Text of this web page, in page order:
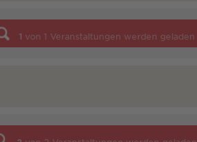
1 von 1 Veranstaltungen werden geladen